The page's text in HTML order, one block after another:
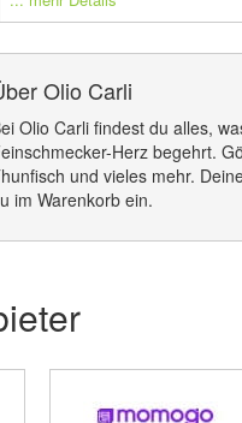
Olio Carli
Olio Carli findest du alles,
Herz begehrt.
und vieles mehr.
im Warenkorb ein.